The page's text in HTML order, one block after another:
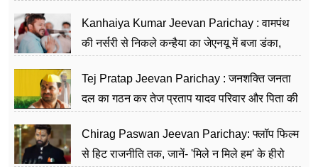
Kanhaiya Kumar Jeevan Parichay : वामपंथ
की नर्सरी से निकले कन्हैया का जेएनयू में बजा डंका,
Tej Pratap Jeevan Parichay : जनशक्ति जनता
दल का गठन कर तेज प्रताप यादव परिवार और पिता की
Chirag Paswan Jeevan Parichay: फ्लॉप फिल्म
से हिट राजनीति तक, जानें- 'मिले न मिले हम' के हीरो